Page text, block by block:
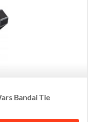
Bandai Tie